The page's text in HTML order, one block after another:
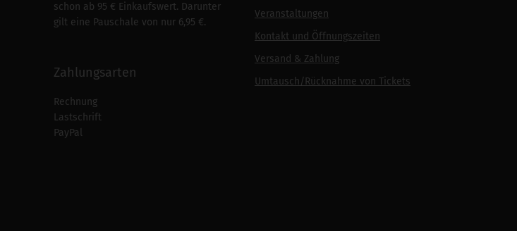
schon ab 95 € Einkaufswert. Darunter
gilt eine Pauschale von nur 6,95 €.
Zahlungsarten
Rechnung
Lastschrift
PayPal
Veranstaltungen
Kontakt und Öffnungszeiten
Versand & Zahlung
Umtausch/Rücknahme von Tickets